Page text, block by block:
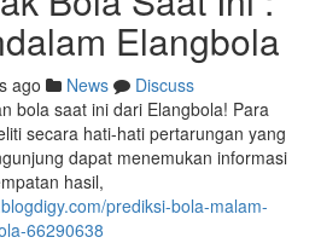
Elangbola
ago News
Discuss
bola saat ini dari Elangbola! Para
secara hati-hati pertarungan yang
dapat menemukan informasi
hasil,
prediksi-bola-malam-
66290638